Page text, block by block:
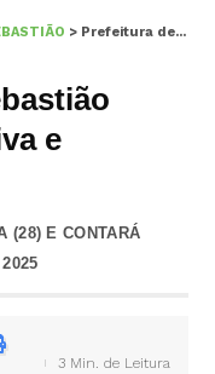
> Prefeitura de São Sebastião promove Feira Criativa e Produtiva
e
(28) E CONTARÁ
3 Min. de Leitura